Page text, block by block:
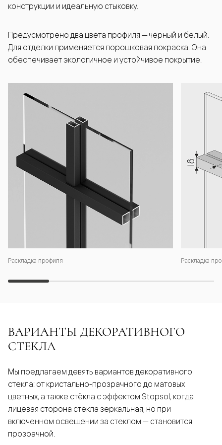
Раскладка профиля Раскладка
конструкции и идеальную стыковку.
Предусмотрено два цвета профиля — черный и белый.
Для отделки применяется порошковая покраска. Она
обеспечивает экологичное и устойчивое покрытие.
ВАРИАНТЫ ДЕКОРАТИВНОГО
СТЕКЛА
Мы предлагаем девять вариантов декоративного
стекла: от кристально-прозрачного до матовых
цветных, а также стёкла с эффектом Stopsol, когда
лицевая сторона стекла зеркальная, но при
включенном освещении за стеклом — становится
прозрачной.